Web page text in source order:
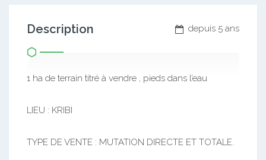
depuis 5 ans
Description
1 ha de terrain titré à vendre , pieds dans l’eau
LIEU : KRIBI
TYPE DE VENTE : MUTATION DIRECTE ET TOTALE.